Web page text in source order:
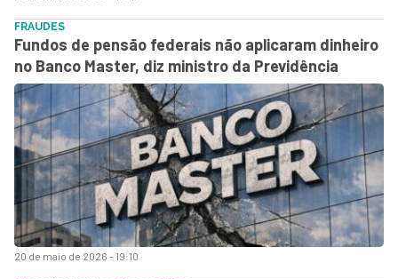
20 de maio de 2026 - 19:10
FRAUDES
Fundos de pensão federais não aplicaram dinheiro
no Banco Master, diz ministro da Previdência